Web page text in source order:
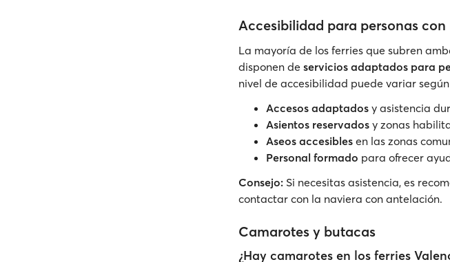
Accesibilidad para personas
La mayoría de los ferries que subren
disponen de servicios adaptados para
nivel de accesibilidad puede variar
Accesos adaptados y asistencia
Asientos reservados y zonas
Aseos accesibles en las zonas
Personal formado para ofrecer
Consejo: Si necesitas asistencia, es
contactar con la naviera con antelación.
Camarotes y butacas
¿Hay camarotes en los ferries